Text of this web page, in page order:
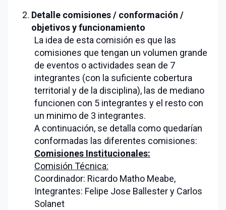
Detalle comisiones / conformación /
objetivos y funcionamiento
La idea de esta comisión es que las
comisiones que tengan un volumen grande
de eventos o actividades sean de 7
integrantes (con la suficiente cobertura
territorial y de la disciplina), las de mediano
funcionen con 5 integrantes y el resto con
un minimo de 3 integrantes.
A continuación, se detalla como quedarían
conformadas las diferentes comisiones:
Comisiones Institucionales:
Comisión Técnica:
Coordinador: Ricardo Matho Meabe,
Integrantes: Felipe Jose Ballester y Carlos
Solanet